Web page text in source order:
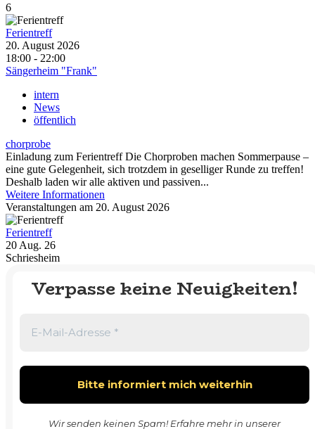
6
Ferientreff
20. August 2026
18:00 - 22:00
Sängerheim "Frank"
intern
News
öffentlich
chorprobe
Einladung zum Ferientreff Die Chorproben machen Sommerpause –
eine gute Gelegenheit, sich trotzdem in geselliger Runde zu treffen!
Deshalb laden wir alle aktiven und passiven...
Weitere Informationen
Veranstaltungen am 20. August 2026
Ferientreff
20 Aug. 26
Schriesheim
Verpasse keine Neuigkeiten!
Wir senden keinen Spam! Erfahre mehr in unserer